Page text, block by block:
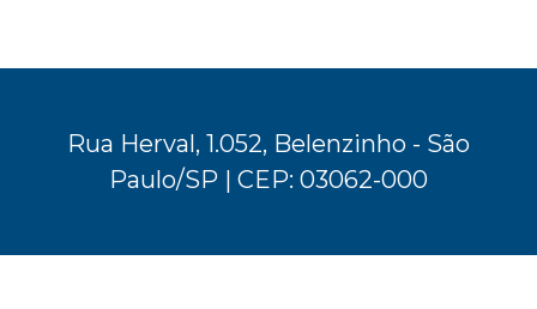
Rua Herval, 1.052, Belenzinho - São
Paulo/SP | CEP: 03062-000